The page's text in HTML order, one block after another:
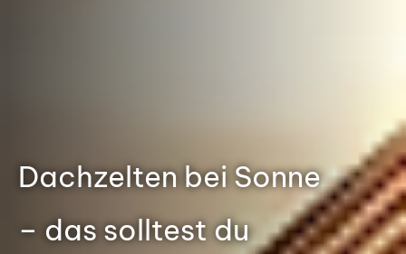
Dachzelten bei Sonne
– das solltest du